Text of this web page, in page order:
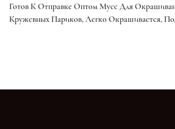
Готов К Отправке Оптом Мусс Для
Кружевных Париков, Легко Окрашивается,